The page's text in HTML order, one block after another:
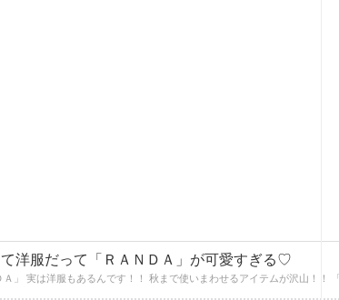
洋服だって「ＲＡＮＤＡ」が可愛すぎる♡
」 実は洋服もあるんです！！ 秋まで使いまわせるアイテムが沢山！！